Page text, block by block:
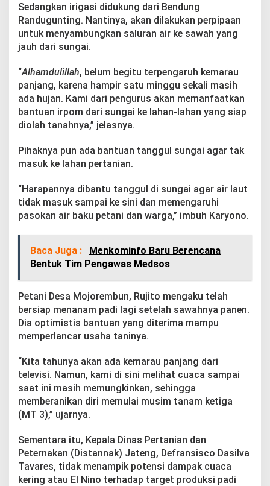
Sedangkan irigasi didukung dari Bendung
Randugunting. Nantinya, akan dilakukan perpipaan
untuk menyambungkan saluran air ke sawah yang
jauh dari sungai.
“Alhamdulillah, belum begitu terpengaruh kemarau
panjang, karena hampir satu minggu sekali masih
ada hujan. Kami dari pengurus akan memanfaatkan
bantuan irpom dari sungai ke lahan-lahan yang siap
diolah tanahnya,” jelasnya.
Pihaknya pun ada bantuan tanggul sungai agar tak
masuk ke lahan pertanian.
“Harapannya dibantu tanggul di sungai agar air laut
tidak masuk sampai ke sini dan memengaruhi
pasokan air baku petani dan warga,” imbuh Karyono.
Baca Juga :
Menkominfo Baru Berencana
Bentuk Tim Pengawas Medsos
Petani Desa Mojorembun, Rujito mengaku telah
bersiap menanam padi lagi setelah sawahnya panen.
Dia optimistis bantuan yang diterima mampu
memperlancar usaha taninya.
“Kita tahunya akan ada kemarau panjang dari
televisi. Namun, kami di sini melihat cuaca sampai
saat ini masih memungkinkan, sehingga
memberanikan diri memulai musim tanam ketiga
(MT 3),” ujarnya.
Sementara itu, Kepala Dinas Pertanian dan
Peternakan (Distannak) Jateng, Defransisco Dasilva
Tavares, tidak menampik potensi dampak cuaca
kering atau El Nino terhadap target produksi padi